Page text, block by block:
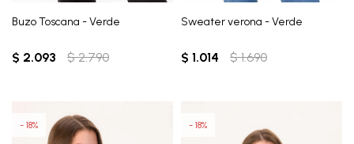
Buzo Toscana - Verde
$ 2.093 $ 2.790
Sweater verona - Verde
$ 1.014 $ 1.690
18 18